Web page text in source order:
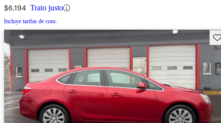
$6,194 Trato justo
Incluye tarifas de conc.